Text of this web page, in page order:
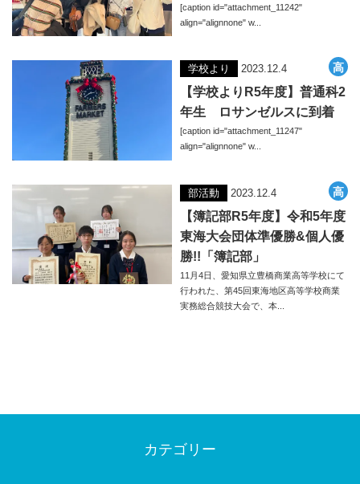
[caption id="attachment_11242"
align="alignnone" w...
学校より 2023.12.4
【学校よりR5年度】普通科2
年生 ロサンゼルスに到着
[caption id="attachment_11247"
align="alignnone" w...
部活動 2023.12.4
【簿記部R5年度】令和5年度
東海大会団体準優勝&個人優
勝!!「簿記部」
11月4日、愛知県立豊橋商業高等学校にて
行われた、第45回東海地区高等学校商業
実務総合競技大会で、本...
カテゴリー